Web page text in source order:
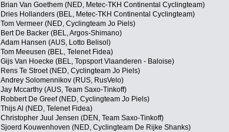
Brian Van Goethem (NED, Metec-TKH Continental Cyclingteam)
Dries Hollanders (BEL, Metec-TKH Continental Cyclingteam)
Tom Vermeer (NED, Cyclingteam Jo Piels)
Bert De Backer (BEL, Argos-Shimano)
Adam Hansen (AUS, Lotto Belisol)
Tom Meeusen (BEL, Telenet Fidea)
Gijs Van Hoecke (BEL, Topsport Vlaanderen - Baloise)
Rens Te Stroet (NED, Cyclingteam Jo Piels)
Andrey Solomennikov (RUS, RusVelo)
Jay Mccarthy (AUS, Team Saxo-Tinkoff)
Robbert De Greef (NED, Cyclingteam Jo Piels)
Thijs Al (NED, Telenet Fidea)
Christopher Juul Jensen (DEN, Team Saxo-Tinkoff)
Sjoerd Kouwenhoven (NED, Cyclingteam De Rijke Shanks)